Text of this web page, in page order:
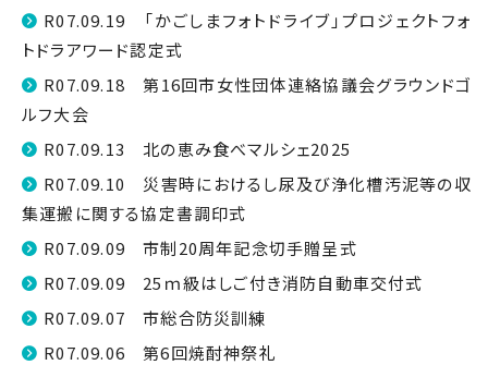
R07.09.19 「かごしまフォトドライブ」プロジェクトフォ
トドラアワード認定式
R07.09.18 第16回市女性団体連絡協議会グラウンドゴ
ルフ大会
R07.09.13 北の恵み食べマルシェ2025
R07.09.10 災害時におけるし尿及び浄化槽汚泥等の収
集運搬に関する協定書調印式
R07.09.09 市制20周年記念切手贈呈式
R07.09.09 25ｍ級はしご付き消防自動車交付式
R07.09.07 市総合防災訓練
R07.09.06 第6回焼酎神祭礼